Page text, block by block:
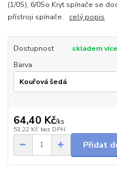
(1/0S), 6/0So Kryt spínače se
přístroji spínače. celý popis
Dostupnost
skladem
Barva
64,40 Kč/ks
53,22 Kč bez DPH
Přidat